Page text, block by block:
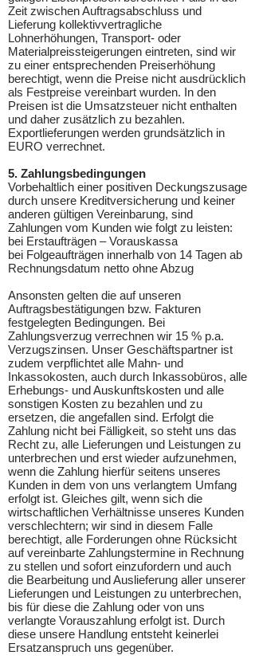
Zeit zwischen Auftragsabschluss und
Lieferung kollektivvertragliche
Lohnerhöhungen, Transport- oder
Materialpreissteigerungen eintreten, sind wir
zu einer entsprechenden Preiserhöhung
berechtigt, wenn die Preise nicht ausdrücklich
als Festpreise vereinbart wurden. In den
Preisen ist die Umsatzsteuer nicht enthalten
und daher zusätzlich zu bezahlen.
Exportlieferungen werden grundsätzlich in
EURO verrechnet.
5. Zahlungsbedingungen
Vorbehaltlich einer positiven Deckungszusage
durch unsere Kreditversicherung und keiner
anderen gültigen Vereinbarung, sind
Zahlungen vom Kunden wie folgt zu leisten:
bei Erstaufträgen – Vorauskassa
bei Folgeaufträgen innerhalb von 14 Tagen ab
Rechnungsdatum netto ohne Abzug
Ansonsten gelten die auf unseren
Auftragsbestätigungen bzw. Fakturen
festgelegten Bedingungen. Bei
Zahlungsverzug verrechnen wir 15 % p.a.
Verzugszinsen. Unser Geschäftspartner ist
zudem verpflichtet alle Mahn- und
Inkassokosten, auch durch Inkassobüros, alle
Erhebungs- und Auskunftskosten und alle
sonstigen Kosten zu bezahlen und zu
ersetzen, die angefallen sind. Erfolgt die
Zahlung nicht bei Fälligkeit, so steht uns das
Recht zu, alle Lieferungen und Leistungen zu
unterbrechen und erst wieder aufzunehmen,
wenn die Zahlung hierfür seitens unseres
Kunden in dem von uns verlangtem Umfang
erfolgt ist. Gleiches gilt, wenn sich die
wirtschaftlichen Verhältnisse unseres Kunden
verschlechtern; wir sind in diesem Falle
berechtigt, alle Forderungen ohne Rücksicht
auf vereinbarte Zahlungstermine in Rechnung
zu stellen und sofort einzufordern und auch
die Bearbeitung und Auslieferung aller unserer
Lieferungen und Leistungen zu unterbrechen,
bis für diese die Zahlung oder von uns
verlangte Vorauszahlung erfolgt ist. Durch
diese unsere Handlung entsteht keinerlei
Ersatzanspruch uns gegenüber.